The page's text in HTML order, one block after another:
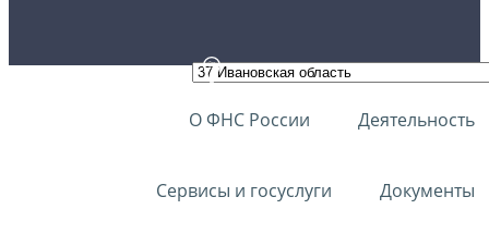
О ФНС России Деятельность
Сервисы и госуслуги Документы